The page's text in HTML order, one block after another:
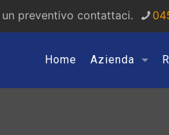
preventivo contattaci.
Home Azienda